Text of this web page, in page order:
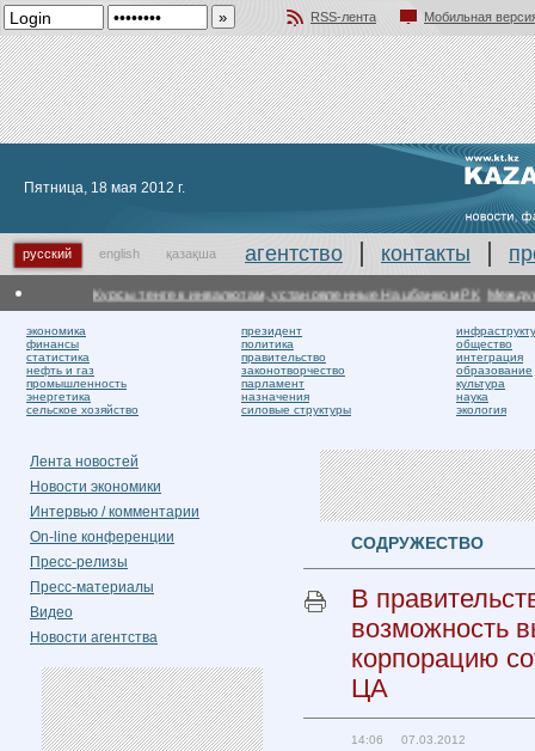
RSS-лента
Мобильная
Пятница, 18 мая 2012 г.
русский english қазақша агентство контакты
Курсы тенге к инвалютам, установленные Нацбанком РК
экономика
финансы
статистика
нефть и газ
промышленность
энергетика
сельское хозяйство
президент
политика
правительство
законотворчество
парламент
назначения
силовые структуры
общество
интеграция
образование
культура
наука
экология
Лента новостей
Новости экономики
Интервью / комментарии
On-line конференции
Пресс-релизы
Пресс-материалы
Видео
Новости агентства
СОДРУЖЕСТВО
В
возможность
корпорацию
ЦА
14:06 07.03.2012